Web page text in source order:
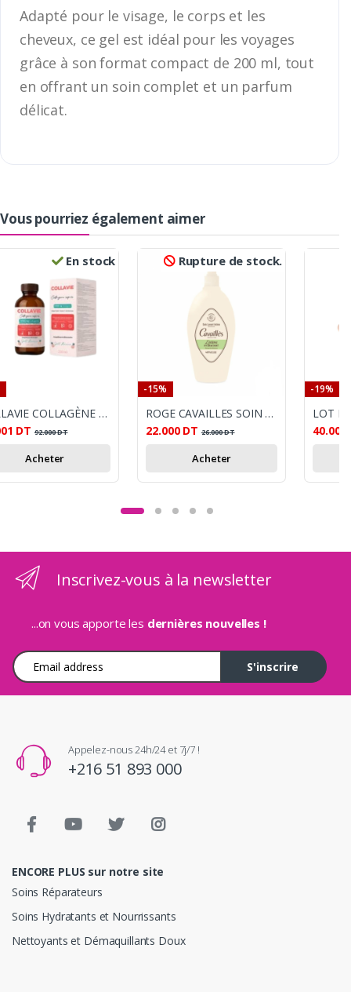
Adapté pour le visage, le corps et les
cheveux, ce gel est idéal pour les voyages
grâce à son format compact de 200 ml, tout
en offrant un soin complet et un parfum
délicat.
Vous pourriez également aimer
En stock
COLLAVIE COLLAGÈNE REPAIR – BOISSON AU COLLAGÈNE SAVEUR ANANAS, FORMAT 250 ML
DT 92.000DT
Acheter
Rupture de stock.
-15%
ROGE CAVAILLES SOIN TOILETTE INTIME HYDRATANT SECHERESSE 250 ML
22.000 DT 26.000DT
Acheter
-19%
40.000
Inscrivez-vous à la newsletter
...on vous apporte les dernières nouvelles !
Adresse e-mail
S'inscrire
Appelez-nous 24h/24 et 7j/7 !
+216 51 893 000
ENCORE PLUS sur notre site
Soins Réparateurs
Soins Hydratants et Nourrissants
Nettoyants et Démaquillants Doux